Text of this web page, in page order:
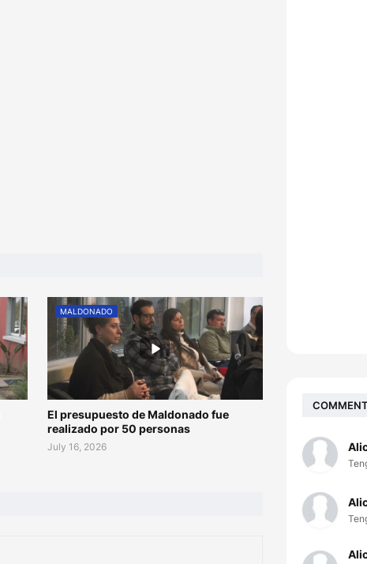
MALDONADO
El presupuesto de Maldonado fue
realizado por 50 personas
July 16, 2026